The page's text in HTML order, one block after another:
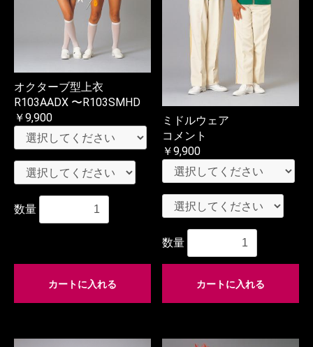
オクターブ型上衣
R103AADX 〜R103SMHD
￥9,900
数量
カートに入れる
ミドルウェア
コメント
￥9,900
数量
カートに入れる